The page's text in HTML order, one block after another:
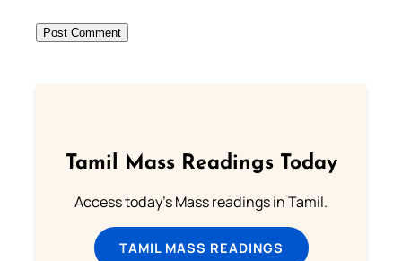
Tamil Mass Readings Today
Access today's Mass readings in Tamil.
TAMIL MASS READINGS